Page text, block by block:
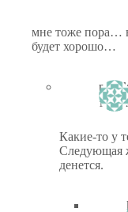
мне тоже пора…
будет хорошо…
18
Какие-то у
Следующая
денется.